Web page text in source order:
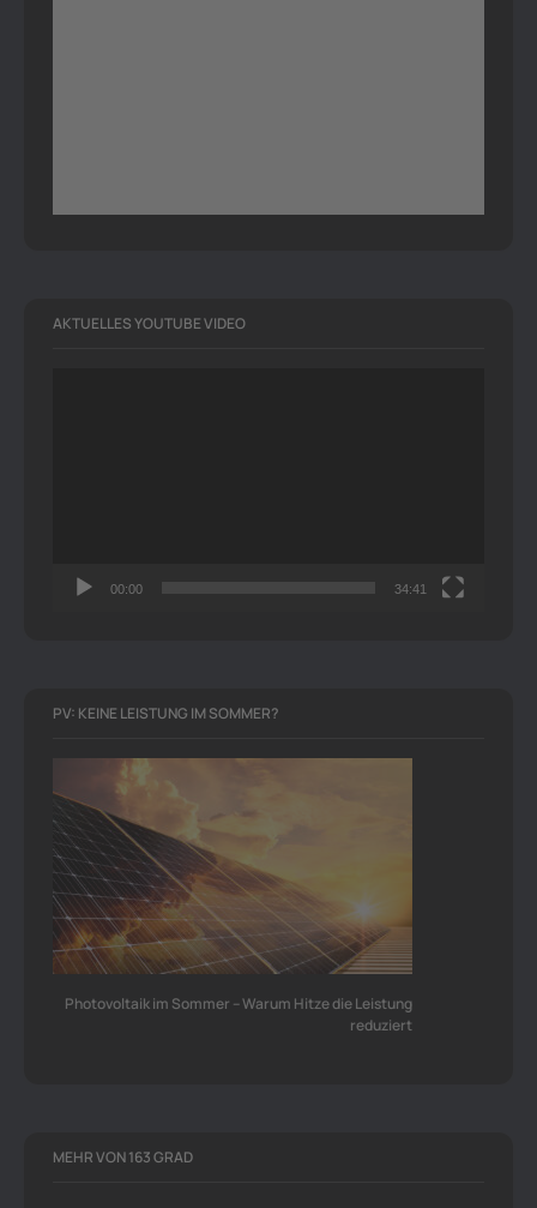
AKTUELLES YOUTUBE VIDEO
00:00 34:41
PV: KEINE LEISTUNG IM SOMMER?
Photovoltaik im Sommer – Warum Hitze die Leistung
reduziert
MEHR VON 163 GRAD